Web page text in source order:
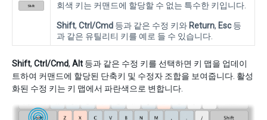
회색 키는 커맨드에 할당할 수 없는 특수한 키입니다.
Shift, Ctrl/Cmd 등과 같은 수정 키와 Return, Esc등
과 같은 유틸리티 키를 예로 들 수 있습니다.
Shift, Ctrl/Cmd, Alt 등과 같은 수정 키를 선택하면 키 맵을 업데이
트하여 커맨드에 할당된 단축키 및 수정자 조합을 보여줍니다. 활성
화된 수정 키는 키 맵에서 파란색으로 변합니다.